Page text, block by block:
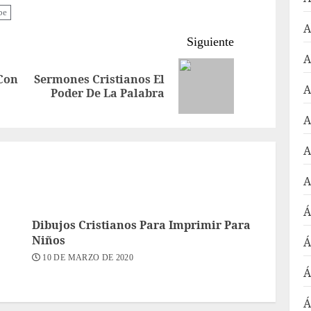
Entrada
anterior:
Siguiente
Siguiente
entrada:
Sermones Cristianos El
Poder De La Palabra
Dibujos Cristianos Para Imprimir Para
Niños
10 DE MARZO DE 2020